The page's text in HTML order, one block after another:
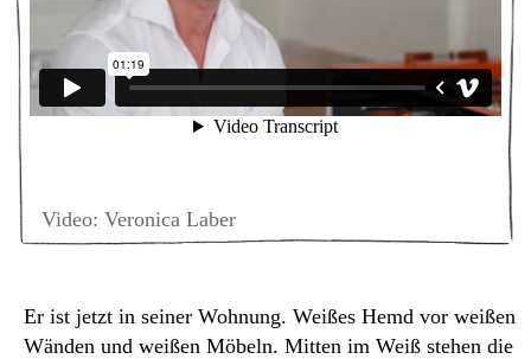
Video: Veronica Laber
Er ist jetzt in seiner Wohnung. Weißes Hemd vor weißen
Wänden und weißen Möbeln. Mitten im Weiß stehen die